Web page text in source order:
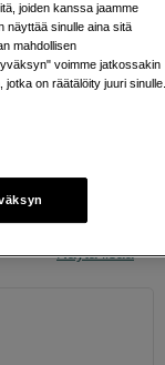
Näytä lisää
joiden kanssa jaamme
näyttää sinulle aina sitä
mahdollisen
voimme jatkossakin
jotka on räätälöity juuri